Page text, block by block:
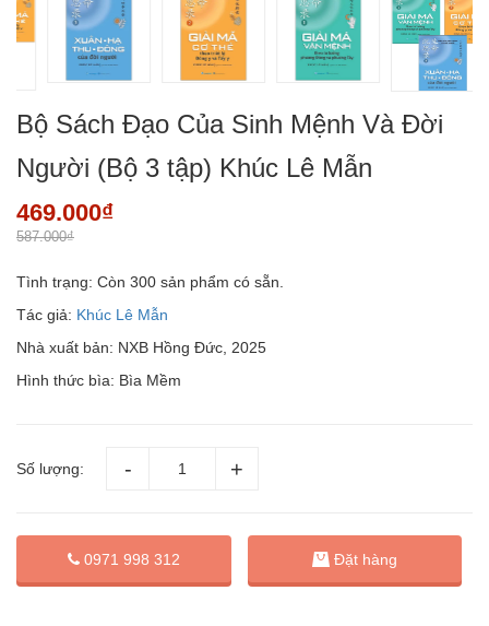
Bộ Sách Đạo Của Sinh Mệnh Và Đời
Người (Bộ 3 tập) Khúc Lê Mẫn
469.000₫
587.000₫
Tình trạng: Còn 300 sản phẩm có sẵn.
Tác giả: Khúc Lê Mẫn
Nhà xuất bản: NXB Hồng Đức, 2025
Hình thức bìa: Bìa Mềm
Số lượng:
0971 998 312 Đặt hàng